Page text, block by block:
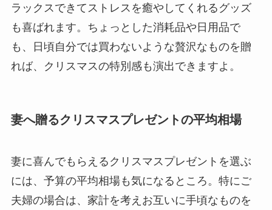
ラックスできてストレスを癒やしてくれるグッズ
も喜ばれます。ちょっとした消耗品や日用品で
も、日頃自分では買わないような贅沢なものを贈
れば、クリスマスの特別感も演出できますよ。
妻へ贈るクリスマスプレゼントの平均相場
妻に喜んでもらえるクリスマスプレゼントを選ぶ
には、予算の平均相場も気になるところ。特にご
夫婦の場合は、家計を考えお互いに手頃なものを